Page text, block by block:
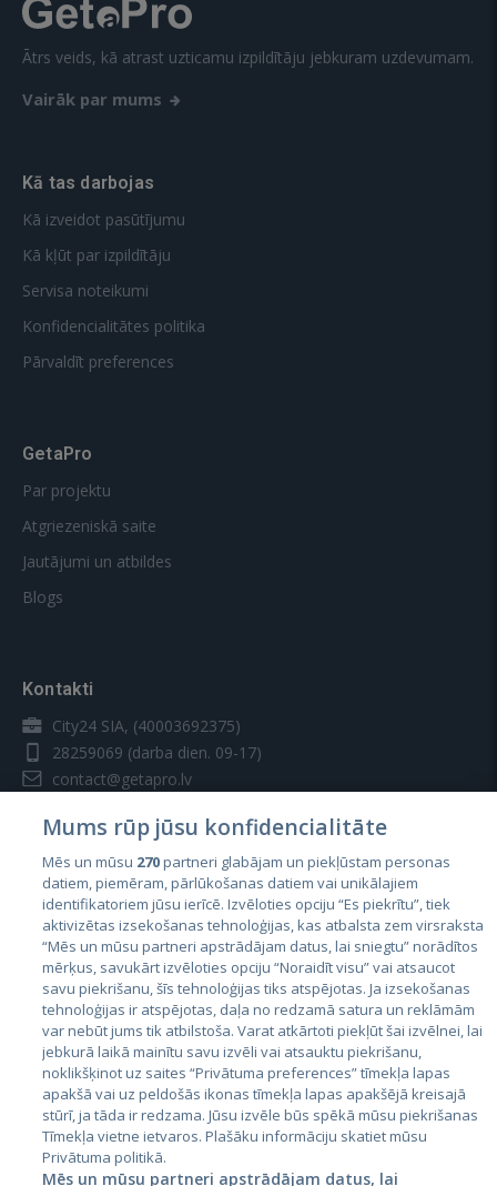
Ātrs veids, kā atrast uzticamu izpildītāju jebkuram uzdevumam.
Vairāk par mums
Kā tas darbojas
Kā izveidot pasūtījumu
Kā kļūt par izpildītāju
Servisa noteikumi
Konfidencialitātes politika
Pārvaldīt preferences
GetaPro
Par projektu
Atgriezeniskā saite
Jautājumi un atbildes
Blogs
Kontakti
City24 SIA, (40003692375)
28259069 (darba dien. 09-17)
contact@getapro.lv
Valstis
Igaunija
Latvija
Lietuva
Mums rūp jūsu konfidencialitāte
Mēs un mūsu 270partneri glabājam un piekļūstam personas
datiem, piemēram, pārlūkošanas datiem vai unikālajiem
identifikatoriem jūsu ierīcē. Izvēloties opciju “Es piekrītu”, tiek
aktivizētas izsekošanas tehnoloģijas, kas atbalsta zem virsraksta
“Mēs un mūsu partneri apstrādājam datus, lai sniegtu” norādītos
mērķus, savukārt izvēloties opciju “Noraidīt visu” vai atsaucot
savu piekrišanu, šīs tehnoloģijas tiks atspējotas. Ja izsekošanas
tehnoloģijas ir atspējotas, daļa no redzamā satura un reklāmām
var nebūt jums tik atbilstoša. Varat atkārtoti piekļūt šai izvēlnei, lai
jebkurā laikā mainītu savu izvēli vai atsauktu piekrišanu,
noklikšķinot uz saites “Privātuma preferences” tīmekļa lapas
apakšā vai uz peldošās ikonas tīmekļa lapas apakšējā kreisajā
stūrī, ja tāda ir redzama. Jūsu izvēle būs spēkā mūsu piekrišanas
Tīmekļa vietne ietvaros. Plašāku informāciju skatiet mūsu
Privātuma politikā.
Mēs un mūsu partneri apstrādājam datus, lai